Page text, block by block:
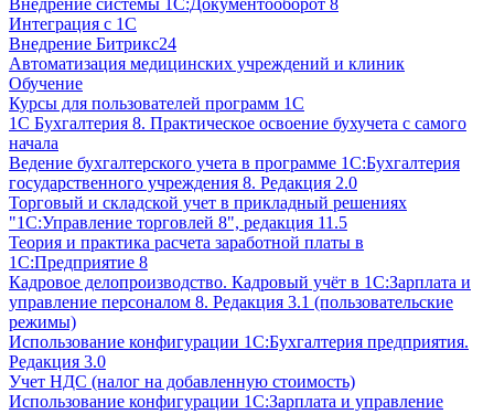
Внедрение системы 1С:Документооборот 8
Интеграция с 1С
Внедрение Битрикс24
Автоматизация медицинских учреждений и клиник
Обучение
Курсы для пользователей программ 1С
1С Бухгалтерия 8. Практическое освоение бухучета с самого
начала
Ведение бухгалтерского учета в программе 1С:Бухгалтерия
государственного учреждения 8. Редакция 2.0
Торговый и складской учет в прикладный решениях
"1С:Управление торговлей 8", редакция 11.5
Теория и практика расчета заработной платы в
1С:Предприятие 8
Кадровое делопроизводство. Кадровый учёт в 1С:Зарплата и
управление персоналом 8. Редакция 3.1 (пользовательские
режимы)
Использование конфигурации 1С:Бухгалтерия предприятия.
Редакция 3.0
Учет НДС (налог на добавленную стоимость)
Использование конфигурации 1С:Зарплата и управление